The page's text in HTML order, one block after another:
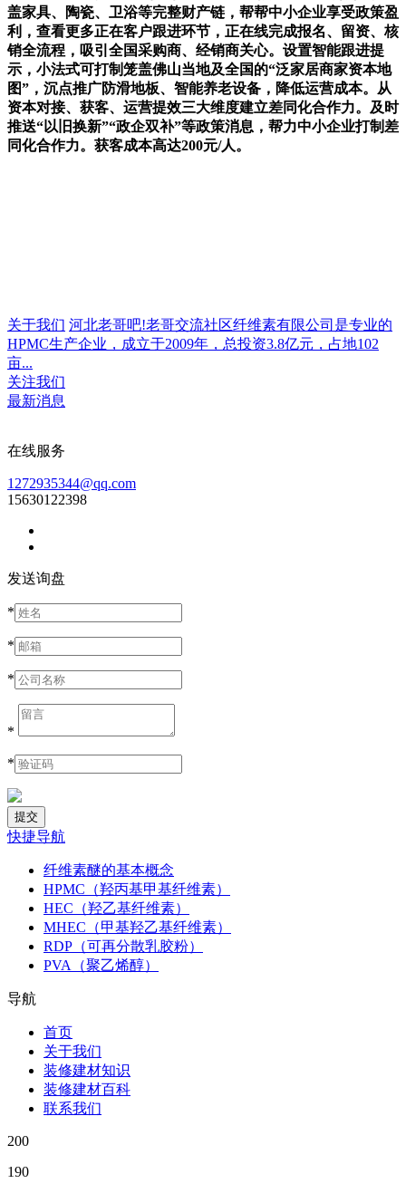
盖家具、陶瓷、卫浴等完整财产链，帮帮中小企业享受政策盈
利，查看更多正在客户跟进环节，正在线完成报名、留资、核
销全流程，吸引全国采购商、经销商关心。设置智能跟进提
示，小法式可打制笼盖佛山当地及全国的“泛家居商家资本地
图”，沉点推广防滑地板、智能养老设备，降低运营成本。从
资本对接、获客、运营提效三大维度建立差同化合作力。及时
推送“以旧换新”“政企双补”等政策消息，帮力中小企业打制差
同化合作力。获客成本高达200元/人。
关于我们 河北老哥吧!老哥交流社区纤维素有限公司是专业的
HPMC生产企业，成立于2009年，总投资3.8亿元，占地102
亩...
关注我们
最新消息
在线服务
1272935344@qq.com
15630122398
发送询盘
*
*
*
*
*
快捷导航
纤维素醚的基本概念
HPMC（羟丙基甲基纤维素）
HEC（羟乙基纤维素）
MHEC（甲基羟乙基纤维素）
RDP（可再分散乳胶粉）
PVA（聚乙烯醇）
导航
首页
关于我们
装修建材知识
装修建材百科
联系我们
200
190